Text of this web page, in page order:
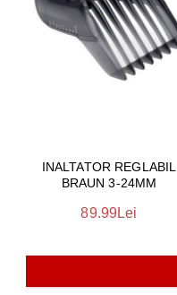
INALTATOR REGLABIL
BRAUN 3-24MM
89.99Lei